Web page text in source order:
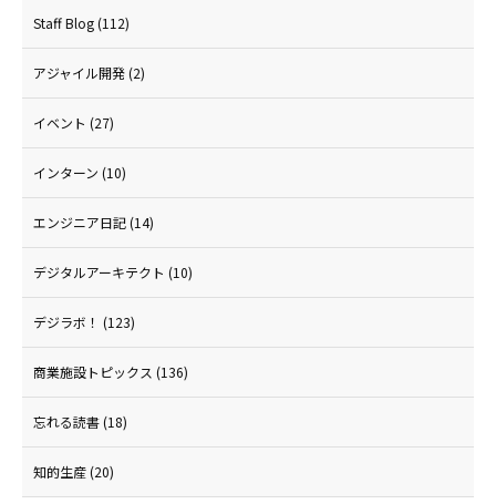
Staff Blog(112)
アジャイル開発(2)
イベント (27)
インターン (10)
エンジニア日記(14)
デジタルアーキテクト (10)
デジラボ！ (123)
商業施設トピックス (136)
忘れる読書(18)
知的生産(20)